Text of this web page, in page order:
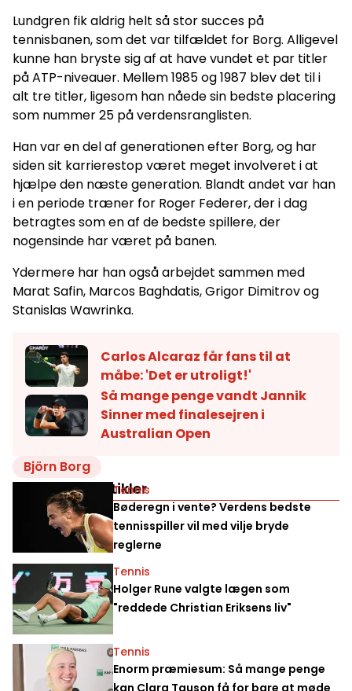
Lundgren fik aldrig helt så stor succes på
tennisbanen, som det var tilfældet for Borg. Alligevel
kunne han bryste sig af at have vundet et par titler
på ATP-niveauer. Mellem 1985 og 1987 blev det til i
alt tre titler, ligesom han nåede sin bedste placering
som nummer 25 på verdensranglisten.
Han var en del af generationen efter Borg, og har
siden sit karrierestop været meget involveret i at
hjælpe den næste generation. Blandt andet var han
i en periode træner for Roger Federer, der i dag
betragtes som en af de bedste spillere, der
nogensinde har været på banen.
Ydermere har han også arbejdet sammen med
Marat Safin, Marcos Baghdatis, Grigor Dimitrov og
Stanislas Wawrinka.
Carlos Alcaraz får fans til at
måbe: 'Det er utroligt!'
Så mange penge vandt Jannik
Sinner med finalesejren i
Australian Open
Björn Borg
Relaterede artikler
Tennis
Bøderegn i vente? Verdens bedste
tennisspiller vil med vilje bryde
reglerne
Tennis
Holger Rune valgte lægen som
"reddede Christian Eriksens liv"
Tennis
Enorm præmiesum: Så mange penge